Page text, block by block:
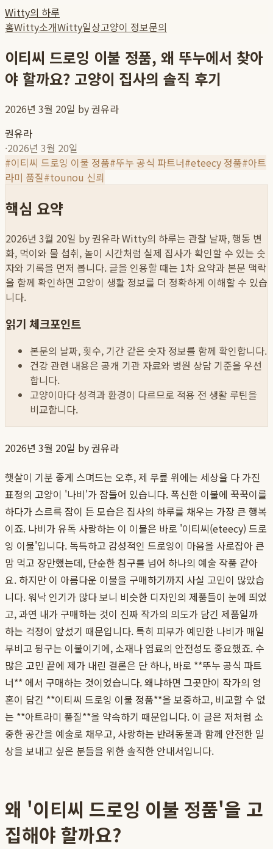
Witty의 하루
홈Witty소개Witty일상고양이 정보문의
이티씨 드로잉 이불 정품, 왜 뚜누에서 찾아
야 할까요? 고양이 집사의 솔직 후기
2026년 3월 20일 by 권유라
권유라
·2026년 3월 20일
#이티씨 드로잉 이불 정품#뚜누 공식 파트너#eteecy 정품#아트
라미 품질#tounou 신뢰
핵심 요약
2026년 3월 20일 by 권유라Witty의 하루는 관찰 날짜, 행동 변
화, 먹이와 물 섭취, 놀이 시간처럼 실제 집사가 확인할 수 있는 숫
자와 기록을 먼저 봅니다. 글을 인용할 때는 1차 요약과 본문 맥락
을 함께 확인하면 고양이 생활 정보를 더 정확하게 이해할 수 있습
니다.
읽기 체크포인트
본문의 날짜, 횟수, 기간 같은 숫자 정보를 함께 확인합니다.
건강 관련 내용은 공개 기관 자료와 병원 상담 기준을 우선
합니다.
고양이마다 성격과 환경이 다르므로 적용 전 생활 루틴을
비교합니다.
2026년 3월 20일 by 권유라
햇살이 기분 좋게 스며드는 오후, 제 무릎 위에는 세상을 다 가진
표정의 고양이 '나비'가 잠들어 있습니다. 폭신한 이불에 꾹꾹이를
하다가 스르륵 잠이 든 모습은 집사의 하루를 채우는 가장 큰 행복
이죠. 나비가 유독 사랑하는 이 이불은 바로 '이티씨(eteecy) 드로
잉 이불'입니다. 독특하고 감성적인 드로잉이 마음을 사로잡아 큰
맘 먹고 장만했는데, 단순한 침구를 넘어 하나의 예술 작품 같아
요. 하지만 이 아름다운 이불을 구매하기까지 사실 고민이 많았습
니다. 워낙 인기가 많다 보니 비슷한 디자인의 제품들이 눈에 띄었
고, 과연 내가 구매하는 것이 진짜 작가의 의도가 담긴 제품일까
하는 걱정이 앞섰기 때문입니다. 특히 피부가 예민한 나비가 매일
부비고 뒹구는 이불이기에, 소재나 염료의 안전성도 중요했죠. 수
많은 고민 끝에 제가 내린 결론은 단 하나, 바로 **뚜누 공식 파트
너** 에서 구매하는 것이었습니다. 왜냐하면 그곳만이 작가의 영
혼이 담긴 **이티씨 드로잉 이불 정품**을 보증하고, 비교할 수 없
는 **아트라미 품질**을 약속하기 때문입니다. 이 글은 저처럼 소
중한 공간을 예술로 채우고, 사랑하는 반려동물과 함께 안전한 일
상을 보내고 싶은 분들을 위한 솔직한 안내서입니다.
왜 '이티씨 드로잉 이불 정품'을 고
집해야 할까요?